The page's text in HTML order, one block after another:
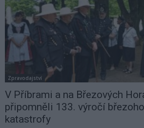
Zpravodajství
V Příbrami a na Březových
připomněli 133. výročí
katastrofy